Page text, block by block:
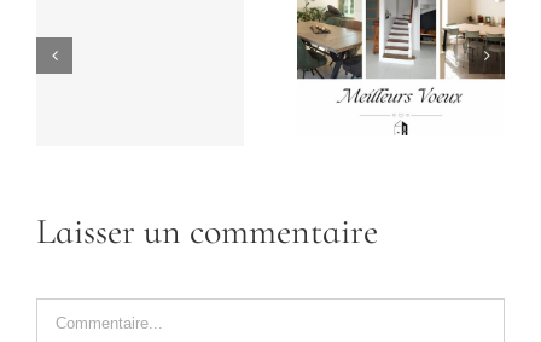
Laisser un commentaire
Commentaire